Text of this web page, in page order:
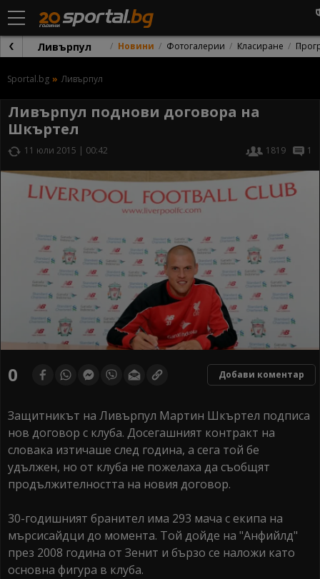
Ливърпул Новини Фотогалерии Класиране
Sportal.bg Ливърпул
Ливърпул поднови договора на
Шкъртел
11 юли 2015 | 00:42 1819 1
0 Добави коментар
Защитникът на Ливърпул Мартин Шкъртел подписа
нов договор с клуба. Досегашният контракт на
словака изтичаше след година, а сега той бе
удължен, но от клуба не пожелаха да съобщят
продължителността на новия договор.
30-годишният бранител има 293 мача с екипа на
мърсисайдци до момента. Той дойде на "Анфийлд"
през 2008 година от Зенит и бързо се наложи като
основна фигура в клуба.